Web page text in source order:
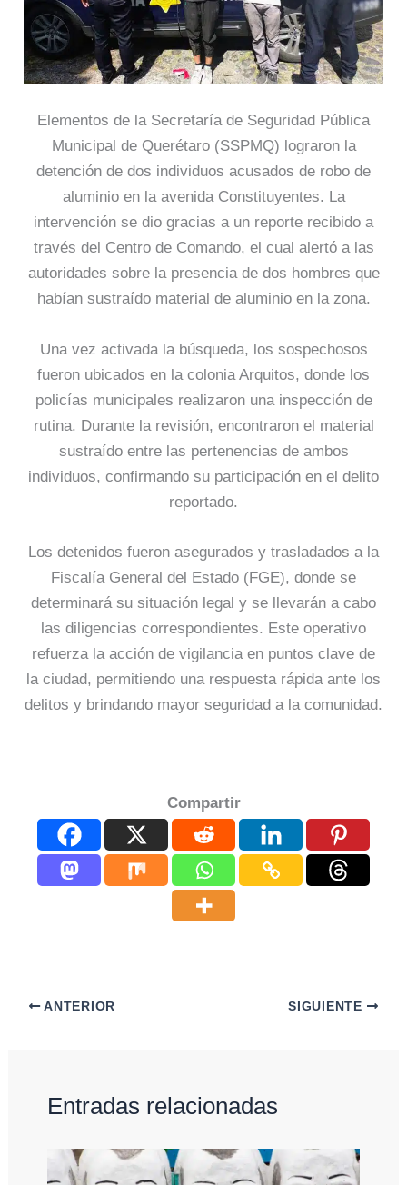
Elementos de la Secretaría de Seguridad Pública
Municipal de Querétaro (SSPMQ) lograron la
detención de dos individuos acusados de robo de
aluminio en la avenida Constituyentes. La
intervención se dio gracias a un reporte recibido a
través del Centro de Comando, el cual alertó a las
autoridades sobre la presencia de dos hombres que
habían sustraído material de aluminio en la zona.
Una vez activada la búsqueda, los sospechosos
fueron ubicados en la colonia Arquitos, donde los
policías municipales realizaron una inspección de
rutina. Durante la revisión, encontraron el material
sustraído entre las pertenencias de ambos
individuos, confirmando su participación en el delito
reportado.
Los detenidos fueron asegurados y trasladados a la
Fiscalía General del Estado (FGE), donde se
determinará su situación legal y se llevarán a cabo
las diligencias correspondientes. Este operativo
refuerza la acción de vigilancia en puntos clave de
la ciudad, permitiendo una respuesta rápida ante los
delitos y brindando mayor seguridad a la comunidad.
Compartir
ANTERIOR SIGUIENTE
Entradas relacionadas